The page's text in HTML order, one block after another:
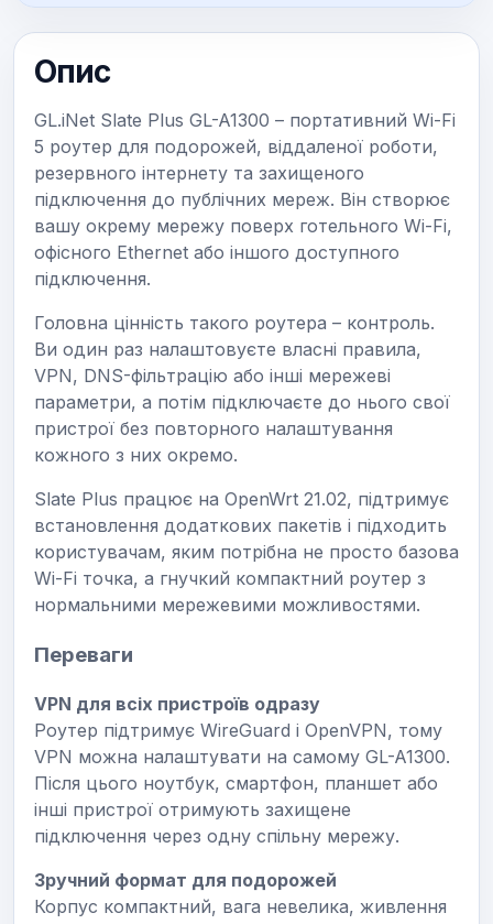
₴
.
Опис
GL.iNet Slate Plus GL-A1300 – портативний Wi-Fi
5 роутер для подорожей, віддаленої роботи,
резервного інтернету та захищеного
підключення до публічних мереж. Він створює
вашу окрему мережу поверх готельного Wi-Fi,
офісного Ethernet або іншого доступного
підключення.
Головна цінність такого роутера – контроль.
Ви один раз налаштовуєте власні правила,
VPN, DNS-фільтрацію або інші мережеві
параметри, а потім підключаєте до нього свої
пристрої без повторного налаштування
кожного з них окремо.
Slate Plus працює на OpenWrt 21.02, підтримує
встановлення додаткових пакетів і підходить
користувачам, яким потрібна не просто базова
Wi-Fi точка, а гнучкий компактний роутер з
нормальними мережевими можливостями.
Переваги
VPN для всіх пристроїв одразу
Роутер підтримує WireGuard і OpenVPN, тому
VPN можна налаштувати на самому GL-A1300.
Після цього ноутбук, смартфон, планшет або
інші пристрої отримують захищене
підключення через одну спільну мережу.
Зручний формат для подорожей
Корпус компактний, вага невелика, живлення